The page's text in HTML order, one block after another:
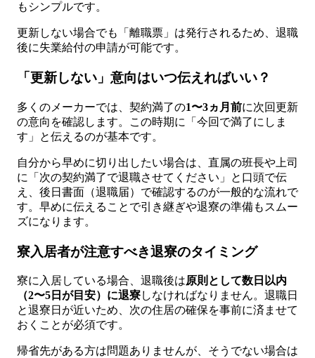
もシンプルです。
更新しない場合でも「離職票」は発行されるため、退職
後に失業給付の申請が可能です。
「更新しない」意向はいつ伝えればいい？
多くのメーカーでは、契約満了の1〜3ヵ月前に次回更新
の意向を確認します。この時期に「今回で満了にしま
す」と伝えるのが基本です。
自分から早めに切り出したい場合は、直属の班長や上司
に「次の契約満了で退職させてください」と口頭で伝
え、後日書面（退職届）で確認するのが一般的な流れで
す。早めに伝えることで引き継ぎや退寮の準備もスムー
ズになります。
寮入居者が注意すべき退寮のタイミング
寮に入居している場合、退職後は原則として数日以内
（2〜5日が目安）に退寮しなければなりません。退職日
と退寮日が近いため、次の住居の確保を事前に済ませて
おくことが必須です。
帰省先がある方は問題ありませんが、そうでない場合は